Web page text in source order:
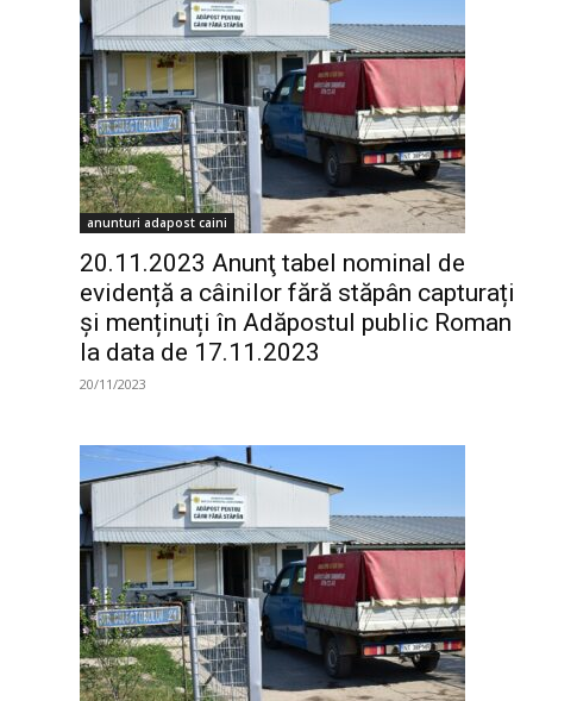
anunturi adapost caini
20.11.2023 Anunţ tabel nominal de
evidență a câinilor fără stăpân capturați
și menținuți în Adăpostul public Roman
la data de 17.11.2023
20/11/2023